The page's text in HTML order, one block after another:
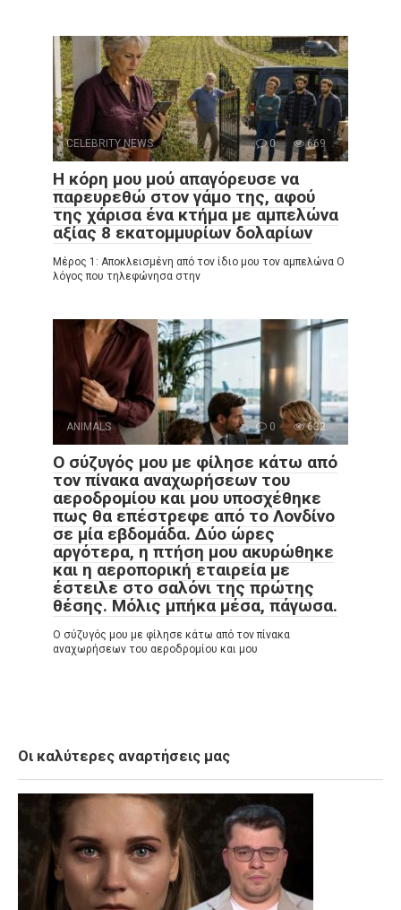
CELEBRITY NEWS 0 669
Η κόρη μου μού απαγόρευσε να
παρευρεθώ στον γάμο της, αφού
της χάρισα ένα κτήμα με αμπελώνα
αξίας 8 εκατομμυρίων δολαρίων
Μέρος 1: Αποκλεισμένη από τον ίδιο μου τον αμπελώνα Ο
λόγος που τηλεφώνησα στην
ANIMALS 0 632
Ο σύζυγός μου με φίλησε κάτω από
τον πίνακα αναχωρήσεων του
αεροδρομίου και μου υποσχέθηκε
πως θα επέστρεφε από το Λονδίνο
σε μία εβδομάδα. Δύο ώρες
αργότερα, η πτήση μου ακυρώθηκε
και η αεροπορική εταιρεία με
έστειλε στο σαλόνι της πρώτης
θέσης. Μόλις μπήκα μέσα, πάγωσα.
Ο σύζυγός μου με φίλησε κάτω από τον πίνακα
αναχωρήσεων του αεροδρομίου και μου
Οι καλύτερες αναρτήσεις μας